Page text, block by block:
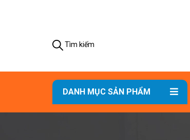
Tìm kiếm
DANH MỤC SẢN PHẨM